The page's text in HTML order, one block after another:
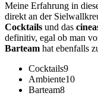
Meine Erfahrung in
direkt an der
Cocktails und das
definitiv, egal ob man
Barteam hat ebenfalls
Cocktails9
Ambiente10
Barteam8